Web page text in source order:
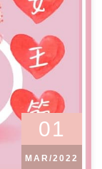
01
MAR/2022